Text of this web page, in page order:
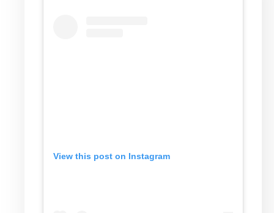
View this post on Instagram